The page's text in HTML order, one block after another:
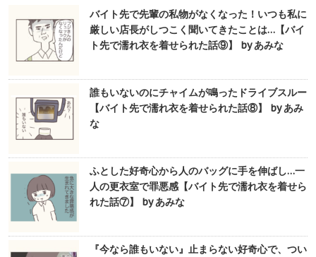
バイト先で先輩の私物がなくなった！いつも私に
厳しい店長がしつこく聞いてきたことは…【バイ
ト先で濡れ衣を着せられた話⑨】 by あみな
誰もいないのにチャイムが鳴ったドライブスルー
【バイト先で濡れ衣を着せられた話⑧】 by あみ
な
ふとした好奇心から人のバッグに手を伸ばし…一
人の更衣室で罪悪感【バイト先で濡れ衣を着せら
れた話⑦】 by あみな
『今なら誰もいない』止まらない好奇心で、つい